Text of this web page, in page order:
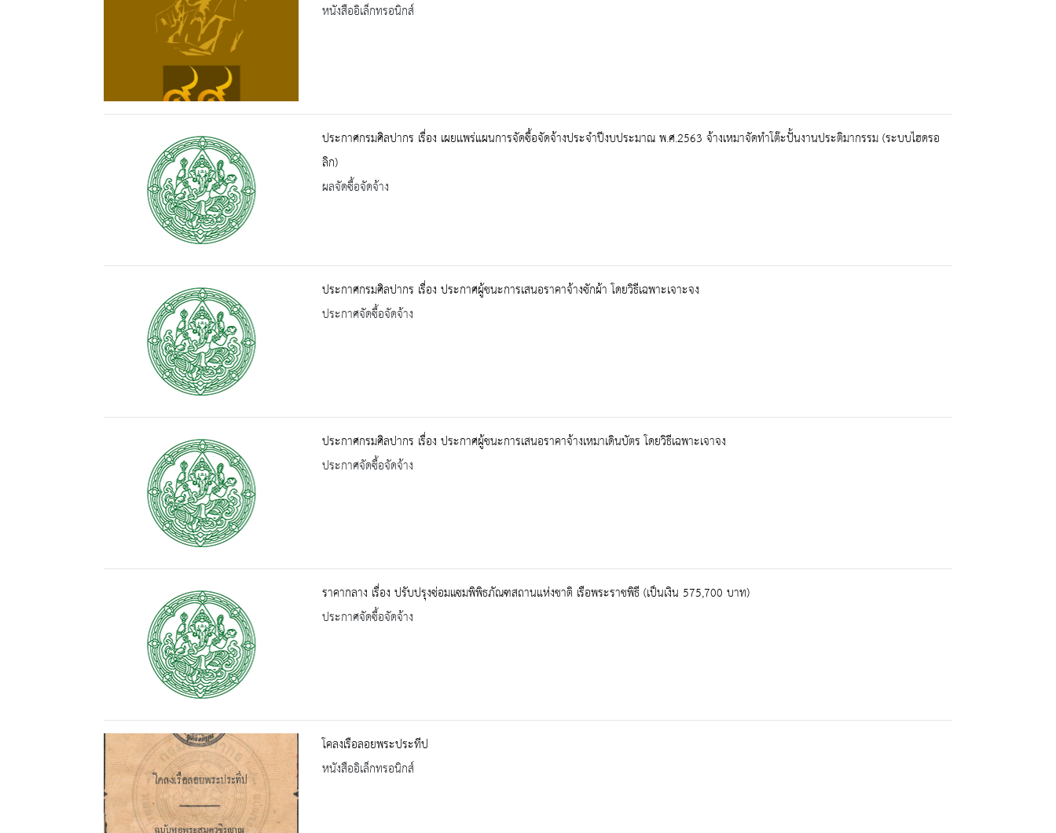
หนังสืออิเล็กทรอนิกส์
ประกาศกรมศิลปากร เรื่อง เผยเเพร่แผนการจัดซื้อจัดจ้างประจำปีงบประมาณ พ.ศ.2563 จ้างเหมาจัดทำโต๊ะปั้นงานประติมากรรม (ระบบไฮดรอ
ลิก)
ผลจัดซื้อจัดจ้าง
ประกาศกรมศิลปากร เรื่อง ประกาศผู้ชนะการเสนอราคาจ้างซักผ้า โดยวิธีเฉพาะเจาะจง
ประกาศจัดซื้อจัดจ้าง
ประกาศกรมศิลปากร เรื่อง ประกาศผู้ชนะการเสนอราคาจ้างเหมาเดินบัตร โดยวิธีเฉพาะเจาจง
ประกาศจัดซื้อจัดจ้าง
ราคากลาง เรื่อง ปรับปรุงซ่อมแซมพิพิธภัณฑสถานแห่งชาติ เรือพระราชพิธี (เป็นเงิน 575,700 บาท)
ประกาศจัดซื้อจัดจ้าง
โคลงเรือลอยพระประทีป
หนังสืออิเล็กทรอนิกส์